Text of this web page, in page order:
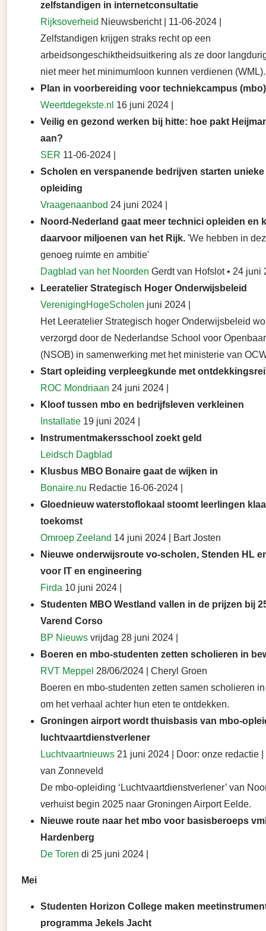
zelfstandigen in internetconsultatie
Rijksoverheid Nieuwsbericht | 11-06-2024 |
Zelfstandigen krijgen straks recht op een
arbeidsongeschiktheidsuitkering als ze door
niet meer het minimumloon kunnen verdienen (WML).
Plan in voorbereiding voor techniekcampus
Weertdegekste.nl 16 juni 2024 |
Veilig en gezond werken bij hitte: hoe pakt
aan?
SER 11-06-2024 |
Scholen en verspanende bedrijven starten unieke
opleiding
Vraagenaanbod 24 juni 2024 |
Noord-Nederland gaat meer technici opleiden en
daarvoor miljoenen van het Rijk. 'We hebben in
genoeg ruimte en ambitie'
Dagblad van het Noorden Gerdt van Hofslot • 24 juni
Leeratelier Strategisch Hoger Onderwijsbeleid
VerenigingHogeScholen juni 2024 |
Het Leeratelier Strategisch hoger Onderwijsbeleid
verzorgd door de Nederlandse School voor
(NSOB) in samenwerking met het ministerie van
Start opleiding verpleegkunde met
ROC Mondriaan 24 juni 2024 |
Kloof tussen mbo en bedrijfsleven verkleinen
Installatie 19 juni 2024 |
Instrumentmakersschool zoekt geld
Leidsch Dagblad
Klusbus MBO Bonaire gaat de wijken in
Bonaire.nu Redactie 16-06-2024 |
Gloednieuw waterstoflokaal stoomt leerlingen
toekomst
Omroep Zeeland 14 juni 2024 | Bart Josten
Nieuwe onderwijsroute vo-scholen, Stenden HL
voor IT en engineering
Firda 10 juni 2024 |
Studenten MBO Westland vallen in de prijzen bij
Varend Corso
BP Nieuws vrijdag 28 juni 2024 |
Boeren en mbo-studenten zetten scholieren in
RVT Meppel 28/06/2024 | Cheryl Groen
Boeren en mbo-studenten zetten samen scholieren
om het verhaal achter hun eten te ontdekken.
Groningen airport wordt thuisbasis van mbo-
luchtvaartdienstverlener
Luchtvaartnieuws 21 juni 2024 | Door: onze redactie
van Zonneveld
De mbo-opleiding ‘Luchtvaartdienstverlener’ van
verhuist begin 2025 naar Groningen Airport Eelde.
Nieuwe route naar het mbo voor basisberoeps
Hardenberg
De Toren di 25 juni 2024 |
Mei
Studenten Horizon College maken
programma Jekels Jacht